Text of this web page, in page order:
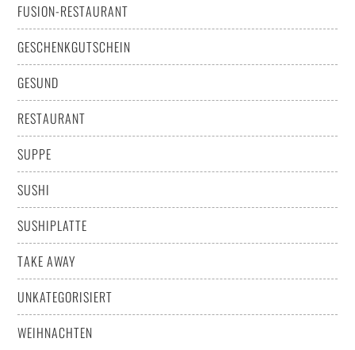
FUSION-RESTAURANT
GESCHENKGUTSCHEIN
GESUND
RESTAURANT
SUPPE
SUSHI
SUSHIPLATTE
TAKE AWAY
UNKATEGORISIERT
WEIHNACHTEN